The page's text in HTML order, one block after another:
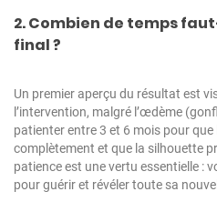
2. Combien de temps
final ?
Un premier aperçu du résultat est
l’intervention, malgré l’œdème
patienter entre 3 et 6 mois pour que
complètement et que la silhouette
patience est une vertu essentielle :
pour guérir et révéler toute sa